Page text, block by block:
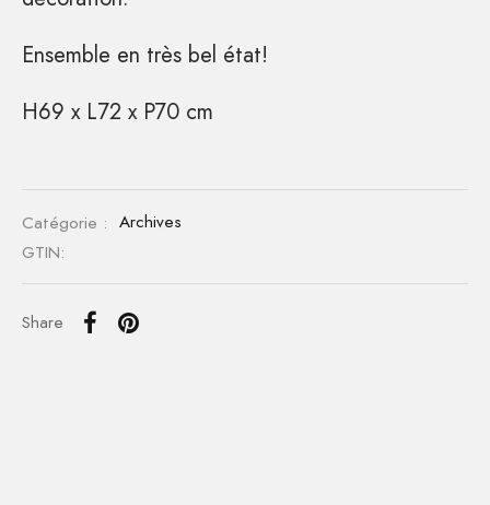
Ensemble en très bel état!
H69 x L72 x P70 cm
Catégorie : Archives
GTIN:
Share